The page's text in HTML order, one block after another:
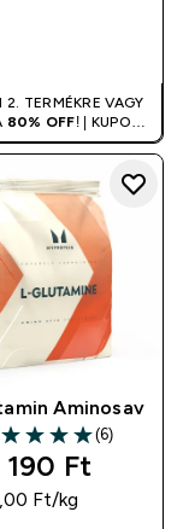
2. TERMÉKRE VAGY
80% OFF! | KUPON:
DUPLA
Aminosav
of 5 stars
(6)
190 Ft‎
Ft‎/kg